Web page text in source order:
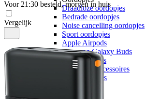
Draadloze oordopjes
Bedrade oordopjes
Noise cancelling oordopjes
Sport oordopjes
Apple Airpods
Samsung Galaxy Buds
JBL oordopjes
Oordopjes accessoires
Alle oordopjes
Voor 21:30 besteld, morgen in huis
Vergelijk